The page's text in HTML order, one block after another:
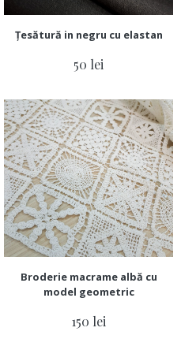
Țesătură in negru cu elastan
50 lei
Broderie macrame albă cu
model geometric
150 lei